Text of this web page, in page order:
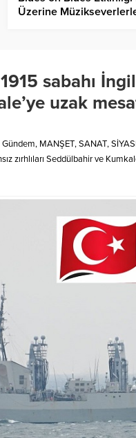
Üzerine
sabahı
uzak
Gündem, MANŞET,SANAT,
zırhlıları Seddülbahir ve